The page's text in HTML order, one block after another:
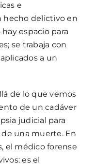
e
hecho delictivo en
espacio para
se trabaja con
a un
de lo que vemos
de un cadáver
judicial para
una muerte. En
el médico forense
es el